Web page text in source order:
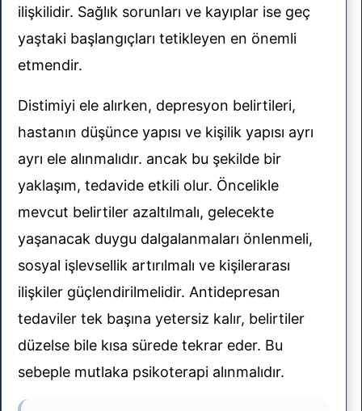
ilişkilidir. Sağlık sorunları ve kayıplar ise geç
yaştaki başlangıçları tetikleyen en önemli
etmendir.
Distimiyi ele alırken, depresyon belirtileri,
hastanın düşünce yapısı ve kişilik yapısı ayrı
ayrı ele alınmalıdır. ancak bu şekilde bir
yaklaşım, tedavide etkili olur. Öncelikle
mevcut belirtiler azaltılmalı, gelecekte
yaşanacak duygu dalgalanmaları önlenmeli,
sosyal işlevsellik artırılmalı ve kişilerarası
ilişkiler güçlendirilmelidir. Antidepresan
tedaviler tek başına yetersiz kalır, belirtiler
düzelse bile kısa sürede tekrar eder. Bu
sebeple mutlaka psikoterapi alınmalıdır.